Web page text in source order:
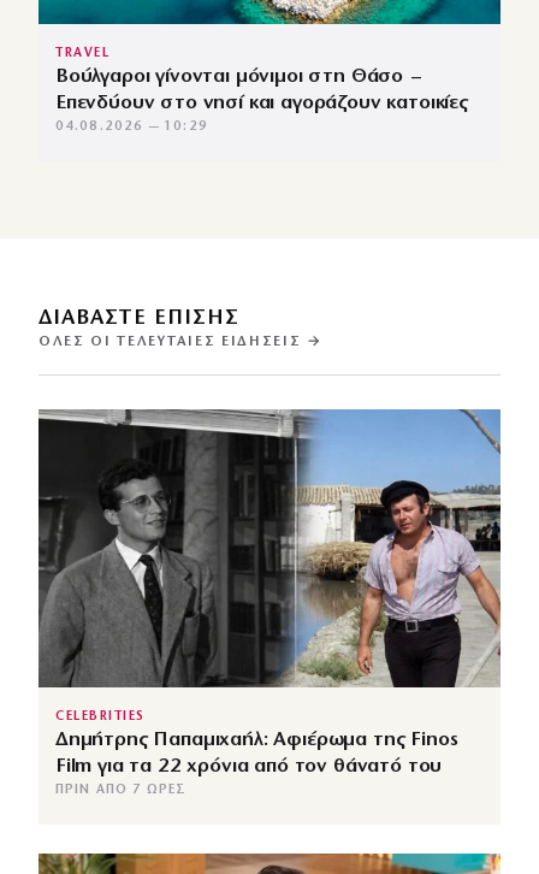
TRAVEL
Βούλγαροι γίνονται μόνιμοι στη Θάσο –
Επενδύουν στο νησί και αγοράζουν κατοικίες
04.08.2026 — 10:29
ΔΙΑΒΑΣΤΕ ΕΠΙΣΗΣ
ΌΛΕΣ ΟΙ ΤΕΛΕΥΤΑΊΕΣ ΕΙΔΉΣΕΙΣ →
CELEBRITIES
Δημήτρης Παπαμιχαήλ: Αφιέρωμα της Finos
Film για τα 22 χρόνια από τον θάνατό του
ΠΡΙΝ ΑΠΌ 7 ΏΡΕΣ